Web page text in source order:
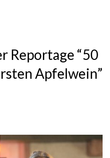
Reportage “50
Apfelwein”